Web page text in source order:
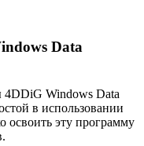
Data
Windows Data
в использовании
освоить эту программу